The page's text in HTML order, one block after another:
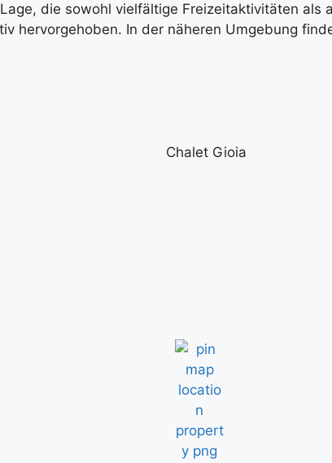
die sowohl vielfältige Freizeitaktivitäten als
hervorgehoben. In der näheren Umgebung